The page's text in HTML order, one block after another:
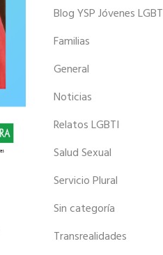
Blog YSP Jóvenes LGBT
Familias
General
Noticias
Relatos LGBTI
Salud Sexual
Servicio Plural
Sin categoría
Transrealidades